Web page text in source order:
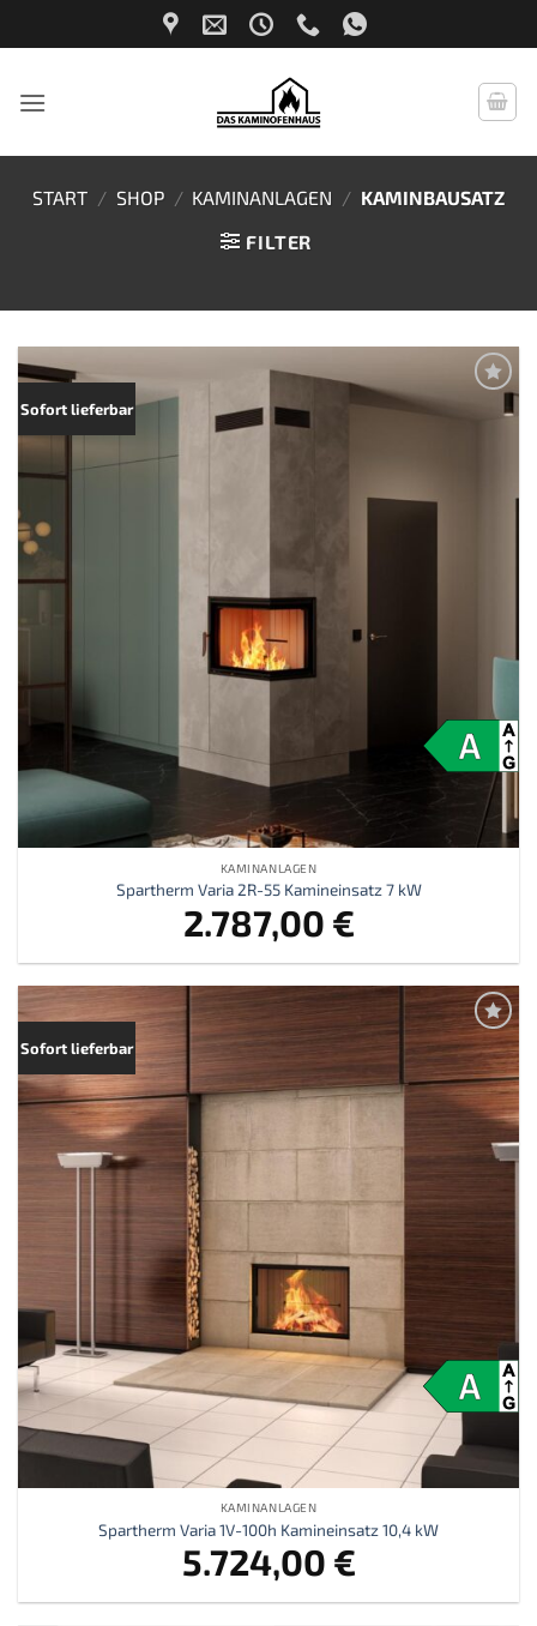
Inhalt
START / SHOP / KAMINANLAGEN / KAMINBAUSATZ
FILTER
Sofort lieferbar
KAMINANLAGEN
Spartherm Varia 2R-55 Kamineinsatz 7 kW
2.787,00 €
Sofort lieferbar
Zur
Merkliste
hinzufügen
KAMINANLAGEN
Spartherm Varia 1V-100h Kamineinsatz 10,4 kW
5.724,00 €